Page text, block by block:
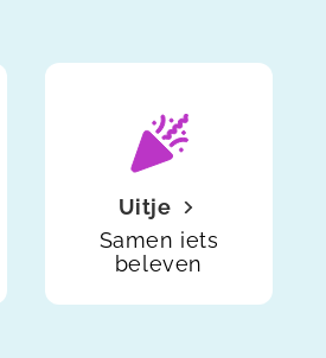
Uitje
Samen iets
beleven